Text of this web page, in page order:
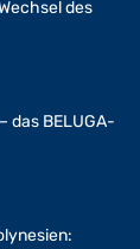
des
das BELUGA-